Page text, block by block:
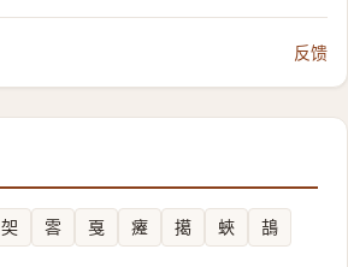
反馈
㚙 䨐 戛 㿓 擖 蛺
鴶